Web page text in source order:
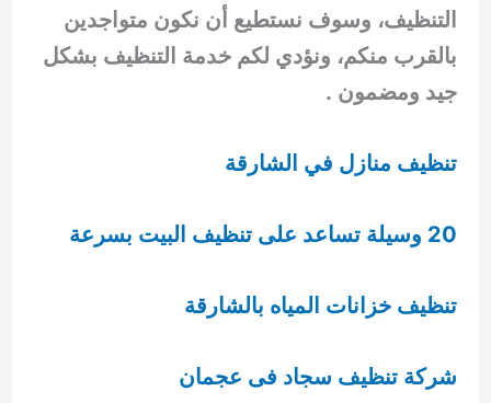
التنظيف، وسوف نستطيع أن نكون متواجدين
بالقرب منكم، ونؤدي لكم خدمة التنظيف بشكل
جيد ومضمون .
تنظيف منازل في الشارقة
20 وسيلة تساعد على تنظيف البيت بسرعة
تنظيف خزانات المياه بالشارقة
شركة تنظيف سجاد فى عجمان